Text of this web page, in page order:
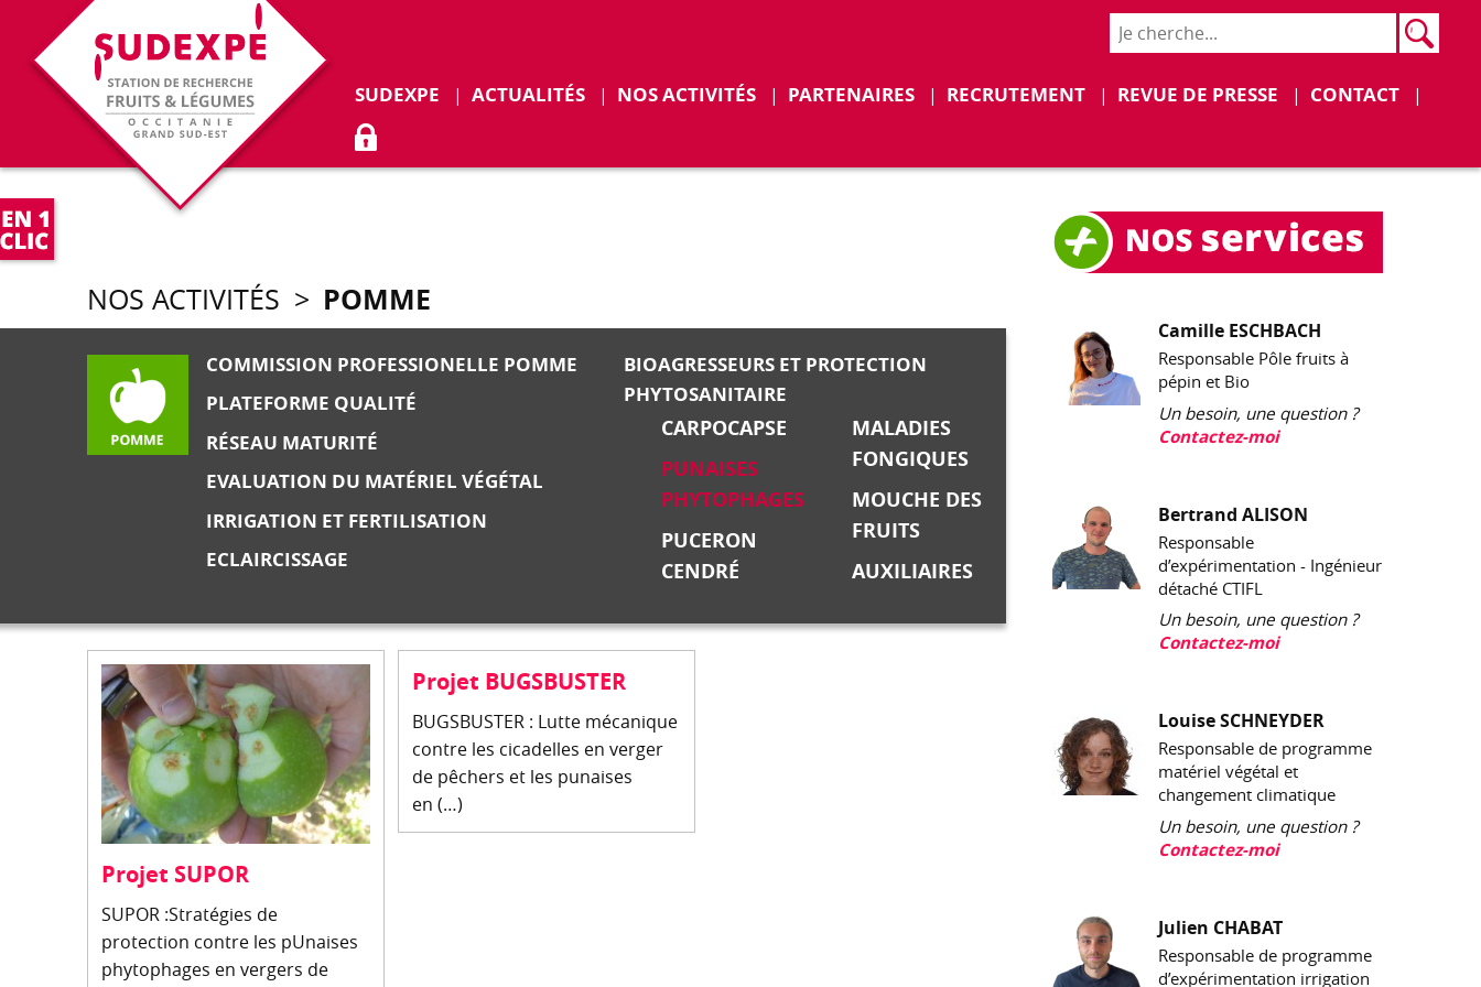
SUDEXPE ACTUALITÉS NOS ACTIVITÉS PARTENAIRES RECRUTEMENT REVUE DE PRESSE
CONTACT
ACCÈS ADHÉRENTS
NOS ACTIVITÉS > POMME
COMMISSION PROFESSIONELLE POMME
PLATEFORME QUALITÉ
RÉSEAU MATURITÉ
EVALUATION DU MATÉRIEL VÉGÉTAL
IRRIGATION ET FERTILISATION
ECLAIRCISSAGE
BIOAGRESSEURS ET PROTECTION
PHYTOSANITAIRE
CARPOCAPSE
PUNAISES
PHYTOPHAGES
PUCERON
CENDRÉ
MALADIES
FONGIQUES
MOUCHE DES
FRUITS
AUXILIAIRES
Projet SUPOR
SUPOR :Stratégies de
protection contre les pUnaises
phytophages en vergers de
Projet BUGSBUSTER
BUGSBUSTER : Lutte mécanique
contre les cicadelles en verger
de pêchers et les punaises
en (…)
Camille ESCHBACH
Responsable Pôle fruits à
pépin et Bio
Un besoin, une question ?
Contactez-moi
Bertrand ALISON
Responsable
d’expérimentation - Ingénieur
détaché CTIFL
Un besoin, une question ?
Contactez-moi
Louise SCHNEYDER
Responsable de programme
matériel végétal et
changement climatique
Un besoin, une question ?
Contactez-moi
Julien CHABAT
Responsable de programme
d’expérimentation irrigation